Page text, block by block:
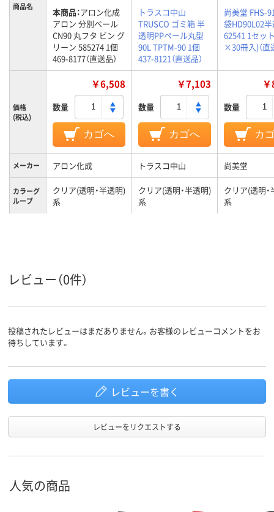
商品名 本商品：アロン化成
アロン 分別ペール
CN90 丸フタ ビン グ
リーン 585274 1個
469-8177（直送品）
トラスコ中山
TRUSCO ゴミ箱 半
透明PPペール丸型
90L TPTM-90 1個
437-8121（直送品）
尚美堂 FHS-
袋HD90L02
62541 1セッ
×30冊入)（直
価格
(税込)
￥6,508
数量
カゴへ
￥7,103
数量
カゴへ
数量
カ
メーカー アロン化成 トラスコ中山 尚美堂
カラーグ
ループ
クリア(透明・半透明)
系
クリア(透明・半透明)
系
クリア(透明
系
レビュー（0件）
投稿されたレビューはまだありません。お客様のレビューコメントをお
待ちしています。
レビューを書く
レビューをリクエストする
人気の商品